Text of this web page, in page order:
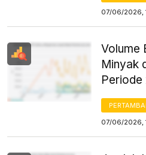
07/06/2026,
Volume
Minyak
07/06/2026,